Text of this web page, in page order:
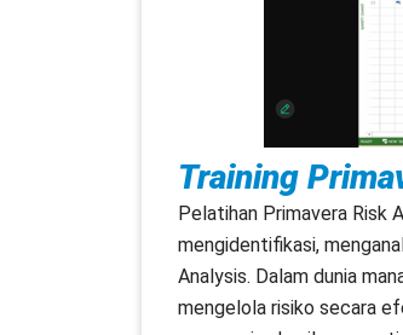
Training
Pelatihan Primavera Risk
mengidentifikasi,
Analysis. Dalam dunia
mengelola risiko secara